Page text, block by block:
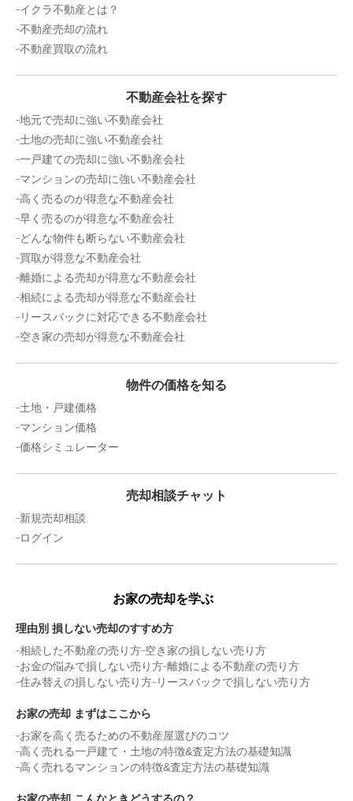
イクラ不動産とは？
不動産売却の流れ
不動産買取の流れ
不動産会社を探す
地元で売却に強い不動産会社
土地の売却に強い不動産会社
一戸建ての売却に強い不動産会社
マンションの売却に強い不動産会社
高く売るのが得意な不動産会社
早く売るのが得意な不動産会社
どんな物件も断らない不動産会社
買取が得意な不動産会社
離婚による売却が得意な不動産会社
相続による売却が得意な不動産会社
リースバックに対応できる不動産会社
空き家の売却が得意な不動産会社
物件の価格を知る
土地・戸建価格
マンション価格
価格シミュレーター
売却相談チャット
新規売却相談
ログイン
お家の売却を学ぶ
理由別 損しない売却のすすめ方
相続した不動産の売り方 空き家の損しない売り方
お金の悩みで損しない売り方 離婚による不動産の売り方
住み替えの損しない売り方 リースバックで損しない売り方
お家の売却 まずはここから
お家を高く売るための不動産屋選びのコツ
高く売れる一戸建て・土地の特徴&査定方法の基礎知識
高く売れるマンションの特徴&査定方法の基礎知識